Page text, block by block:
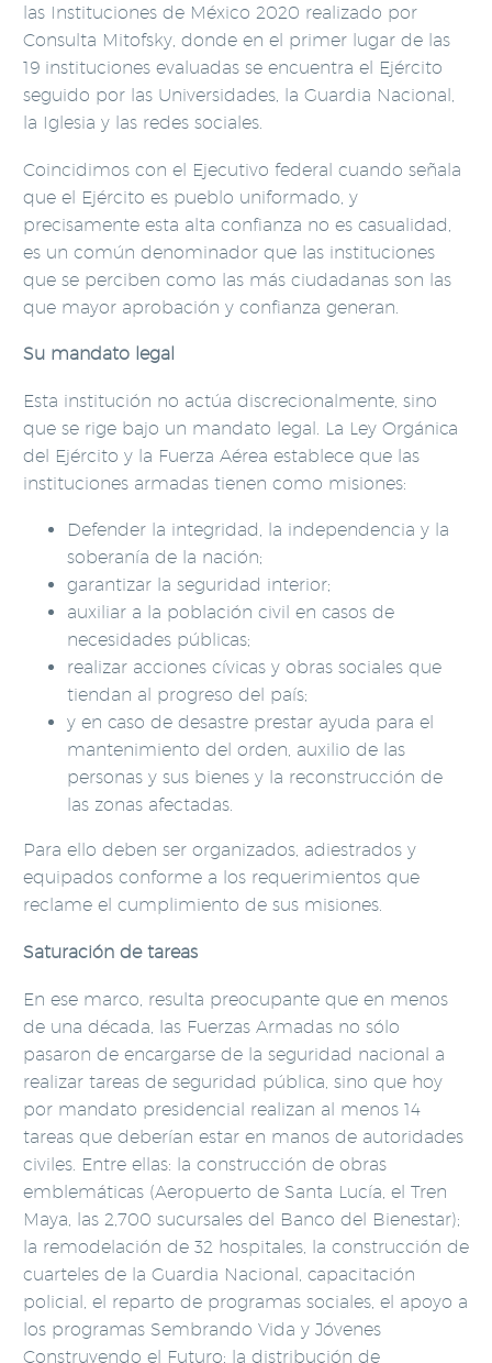
las Instituciones de México 2020 realizado por
Consulta Mitofsky, donde en el primer lugar de las
19 instituciones evaluadas se encuentra el Ejército
seguido por las Universidades, la Guardia Nacional,
la Iglesia y las redes sociales.
Coincidimos con el Ejecutivo federal cuando señala
que el Ejército es pueblo uniformado, y
precisamente esta alta confianza no es casualidad,
es un común denominador que las instituciones
que se perciben como las más ciudadanas son las
que mayor aprobación y confianza generan.
Su mandato legal
Esta institución no actúa discrecionalmente, sino
que se rige bajo un mandato legal. La Ley Orgánica
del Ejército y la Fuerza Aérea establece que las
instituciones armadas tienen como misiones:
Defender la integridad, la independencia y la
soberanía de la nación;
garantizar la seguridad interior;
auxiliar a la población civil en casos de
necesidades públicas;
realizar acciones cívicas y obras sociales que
tiendan al progreso del país;
y en caso de desastre prestar ayuda para el
mantenimiento del orden, auxilio de las
personas y sus bienes y la reconstrucción de
las zonas afectadas.
Para ello deben ser organizados, adiestrados y
equipados conforme a los requerimientos que
reclame el cumplimiento de sus misiones.
Saturación de tareas
En ese marco, resulta preocupante que en menos
de una década, las Fuerzas Armadas no sólo
pasaron de encargarse de la seguridad nacional a
realizar tareas de seguridad pública, sino que hoy
por mandato presidencial realizan al menos 14
tareas que deberían estar en manos de autoridades
civiles. Entre ellas: la construcción de obras
emblemáticas (Aeropuerto de Santa Lucía, el Tren
Maya, las 2,700 sucursales del Banco del Bienestar);
la remodelación de 32 hospitales, la construcción de
cuarteles de la Guardia Nacional, capacitación
policial, el reparto de programas sociales, el apoyo a
los programas Sembrando Vida y Jóvenes
Construyendo el Futuro; la distribución de